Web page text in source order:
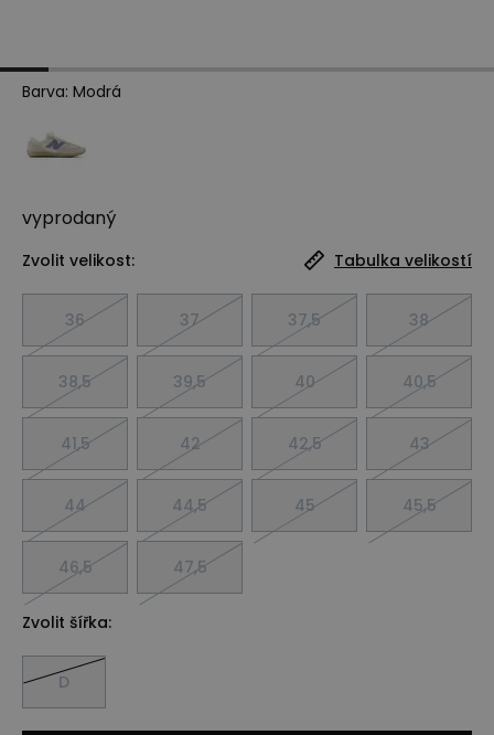
Barva: Modrá
vyprodaný
Zvolit velikost: Tabulka velikostí
36 37 37,5 38
38,5 39,5 40 40,5
41,5 42 42,5 43
44 44,5 45 45,5
46,5 47,5
Zvolit šířka:
D